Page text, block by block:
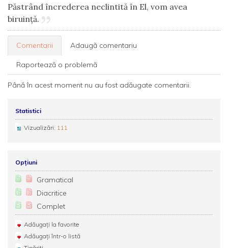
Păstrând încrederea neclintită în El, vom avea
biruință.
Comentarii Adaugă comentariu
Raportează o problemă
Până în acest moment nu au fost adăugate comentarii.
Statistici
Vizualizări: 111
Opțiuni
Gramatical
Diacritice
Complet
Adăugați la favorite
Adăugați într-o listă